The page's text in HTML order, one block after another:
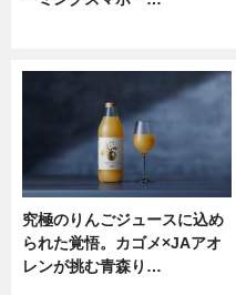
究極のりんごジュースに込め
られた覚悟。カゴメ×JAアオ
レンが挑む青森り…